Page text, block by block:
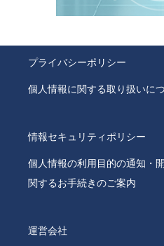
プライバシーポリシー
個人情報に関する取り扱いに
情報セキュリティポリシー
個人情報の利用目的の通知・
関するお手続きのご案内
運営会社